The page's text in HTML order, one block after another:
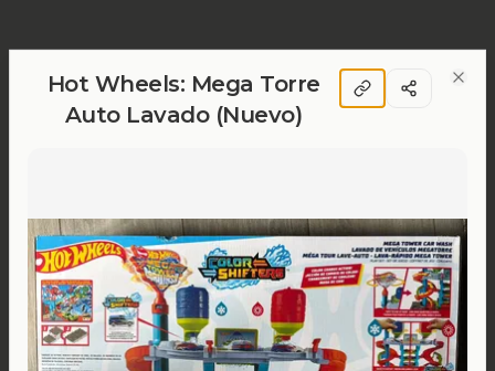
Hot Wheels: Mega Torre
Auto Lavado (Nuevo)